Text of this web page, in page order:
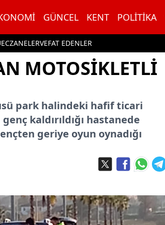
GÜNCEL KENT POLITIKA
ECZANELERVEFAT EDENLER
MOTOSIKLETLI
park halindeki hafif ticari
kaldırıldığı hastanede
geriye oyun oynadığı